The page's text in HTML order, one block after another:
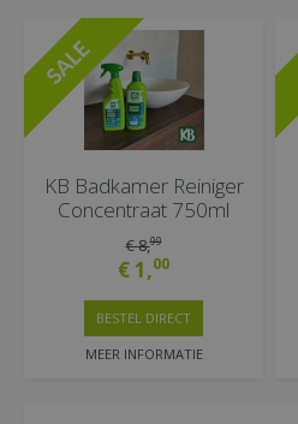
KB Badkamer Reiniger
Concentraat 750ml
€8,99
€1,00
MEER INFORMATIE
BESTEL DIRECT